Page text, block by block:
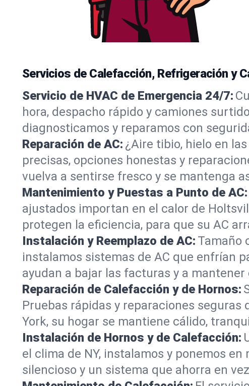
Servicios de Calefacción, Refrigeración y
Servicio de HVAC de Emergencia 24/7:
hora, despacho rápido y camiones
diagnosticamos y reparamos con
Reparación de AC: ¿Aire tibio, hielo en
precisas, opciones honestas y
vuelva a sentirse fresco y se mantenga
Mantenimiento y Puestas a Punto de AC:
ajustados importan en el calor de
protegen la eficiencia, para que su AC
Instalación y Reemplazo de AC: Tamaño
instalamos sistemas de AC que enfrían
ayudan a bajar las facturas y a
Reparación de Calefacción y de Hornos:
Pruebas rápidas y reparaciones
York, su hogar se mantiene cálido,
Instalación de Hornos y de Calefacción:
el clima de NY, instalamos y ponemos
silencioso y un sistema que ahorra en